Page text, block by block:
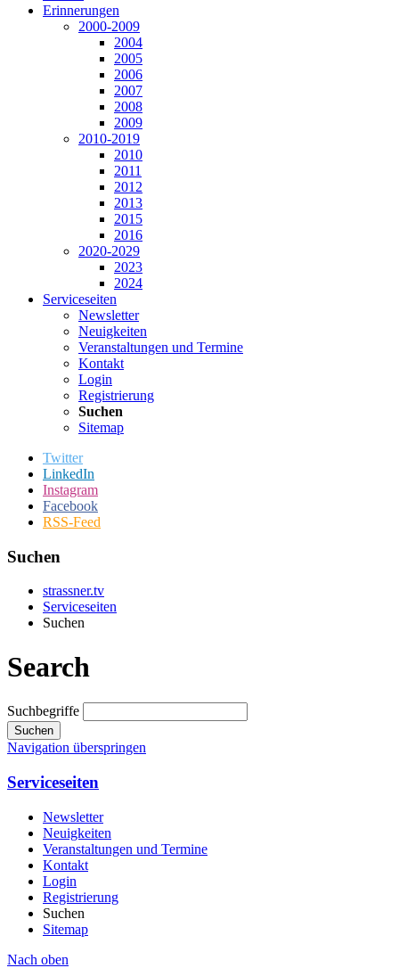
Erinnerungen
2000-2009
2004
2005
2006
2007
2008
2009
2010-2019
2010
2011
2012
2013
2015
2016
2020-2029
2023
2024
Serviceseiten
Newsletter
Neuigkeiten
Veranstaltungen und Termine
Kontakt
Login
Registrierung
Suchen
Sitemap
Twitter
LinkedIn
Instagram
Facebook
RSS-Feed
Suchen
strassner.tv
Serviceseiten
Suchen
Search
Suchbegriffe
Suchen
Navigation überspringen
Serviceseiten
Newsletter
Neuigkeiten
Veranstaltungen und Termine
Kontakt
Login
Registrierung
Suchen
Sitemap
Nach oben